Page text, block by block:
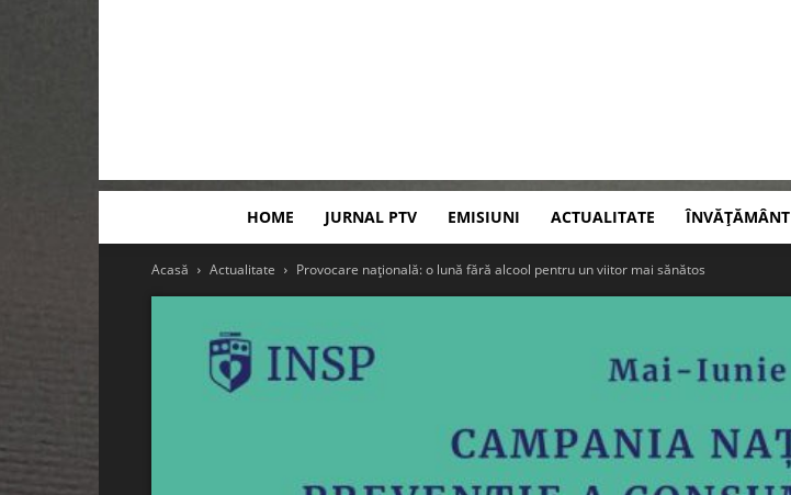
HOME JURNAL PTV EMISIUNI ACTUALITATE ÎNVĂȚĂMÂNT
Acasă Actualitate Provocare națională: o lună fără alcool pentru un viitor mai sănătos